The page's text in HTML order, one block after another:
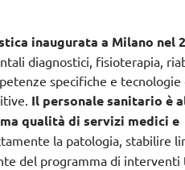
inaugurata a Milano nel
diagnostici, fisioterapia,
specifiche e
Il personale sanitario è
qualità di servizi medici e
la patologia, stabilire
del programma di